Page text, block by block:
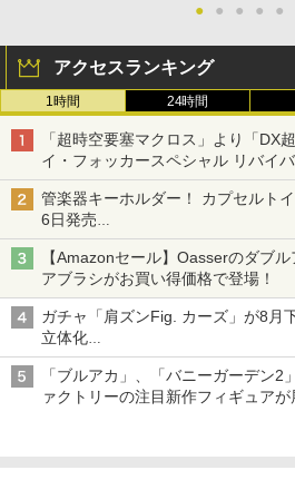
● ● ● ● ●
アクセスランキング
1時間 24時間
「超時空要塞マクロス」より「DX
イ・フォッカースペシャル リバイ
管楽器キーホルダー！ カプセルト
6日発売
チューバ、テナサクなど5種各3色
【Amazonセール】Oasserのダブ
アブラシがお買い得価格で登場！
ガチャ「肩ズンFig. カーズ」が8月
立体化
ライトニング・マックィーンやメ
「ブルアカ」、「バニーガーデン2
ァクトリーの注目新作フィギュアが